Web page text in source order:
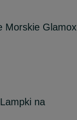
Morskie Glamox
na